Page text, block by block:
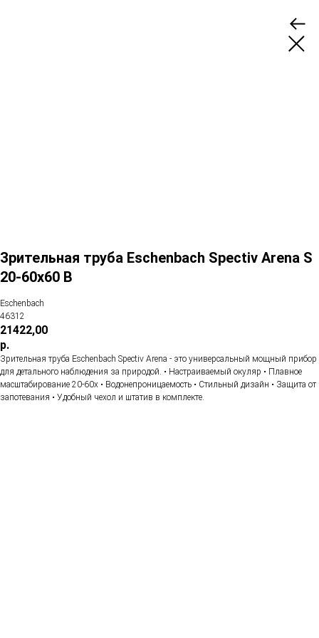
Зрительная труба Eschenbach Spectiv Arena S
20-60x60 B
Eschenbach
46312
21422,00
р.
Зрительная труба Eschenbach Spectiv Arena - это универсальный мощный прибор
для детального наблюдения за природой. • Настраиваемый окуляр • Плавное
масштабирование 20-60х • Водонепроницаемость • Стильный дизайн • Защита от
запотевания • Удобный чехол и штатив в комплекте.